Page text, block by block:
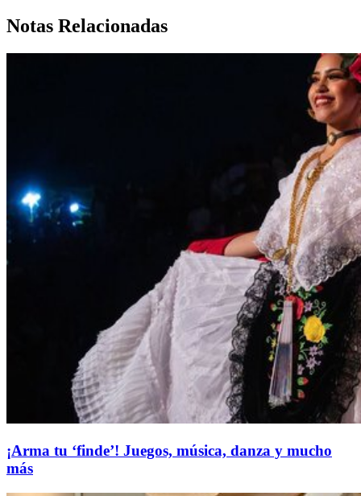
Notas Relacionadas
¡Arma tu ‘finde’! Juegos, música, danza y mucho
más